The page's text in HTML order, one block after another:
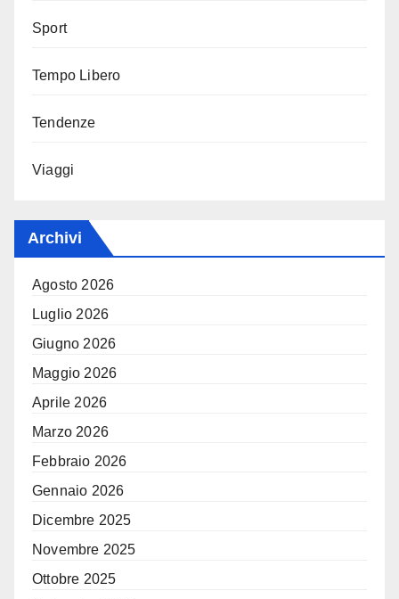
Sport
Tempo Libero
Tendenze
Viaggi
Archivi
Agosto 2026
Luglio 2026
Giugno 2026
Maggio 2026
Aprile 2026
Marzo 2026
Febbraio 2026
Gennaio 2026
Dicembre 2025
Novembre 2025
Ottobre 2025